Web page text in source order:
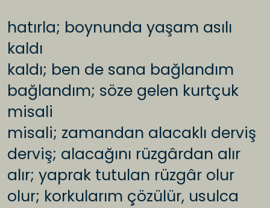
hatırla; boynunda yaşam asılı
kaldı
kaldı; ben de sana bağlandım
bağlandım; söze gelen kurtçuk
misali
misali; zamandan alacaklı derviş
derviş; alacağını rüzgârdan alır
alır; yaprak tutulan rüzgâr olur
olur; korkularım çözülür, usulca